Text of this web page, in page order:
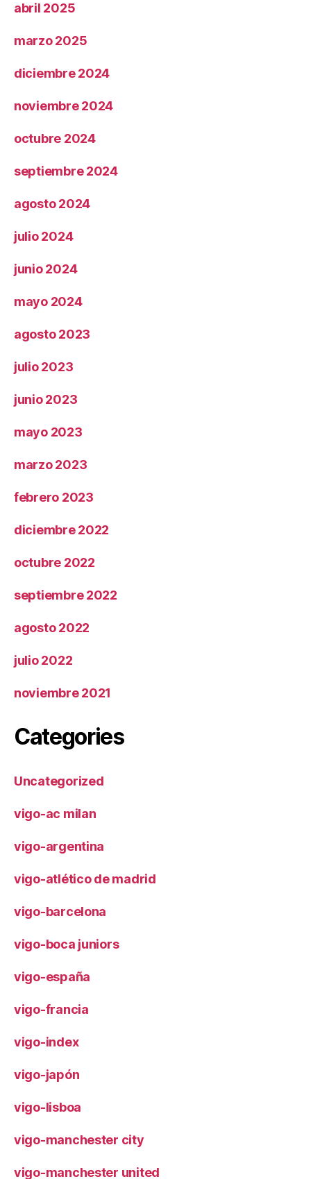
abril 2025
marzo 2025
diciembre 2024
noviembre 2024
octubre 2024
septiembre 2024
agosto 2024
julio 2024
junio 2024
mayo 2024
agosto 2023
julio 2023
junio 2023
mayo 2023
marzo 2023
febrero 2023
diciembre 2022
octubre 2022
septiembre 2022
agosto 2022
julio 2022
noviembre 2021
Categories
Uncategorized
vigo-ac milan
vigo-argentina
vigo-atlético de madrid
vigo-barcelona
vigo-boca juniors
vigo-españa
vigo-francia
vigo-index
vigo-japón
vigo-lisboa
vigo-manchester city
vigo-manchester united